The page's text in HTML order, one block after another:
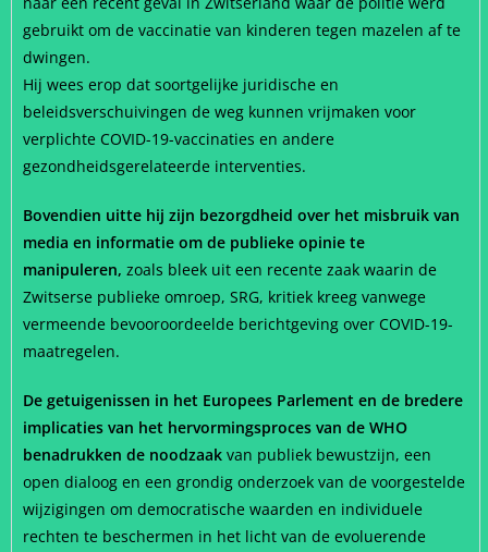
gebruikt om de vaccinatie van kinderen tegen mazelen af te
dwingen.
Hij wees erop dat soortgelijke juridische en
beleidsverschuivingen de weg kunnen vrijmaken voor
verplichte COVID-19-vaccinaties en andere
gezondheidsgerelateerde interventies.
Bovendien uitte hij zijn bezorgdheid over het misbruik van
media en informatie om de publieke opinie te
manipuleren, zoals bleek uit een recente zaak waarin de
Zwitserse publieke omroep, SRG, kritiek kreeg vanwege
vermeende bevooroordeelde berichtgeving over COVID-19-
maatregelen.
De getuigenissen in het Europees Parlement en de bredere
implicaties van het hervormingsproces van de WHO
benadrukken de noodzaak van publiek bewustzijn, een
open dialoog en een grondig onderzoek van de voorgestelde
wijzigingen om democratische waarden en individuele
rechten te beschermen in het licht van de evoluerende